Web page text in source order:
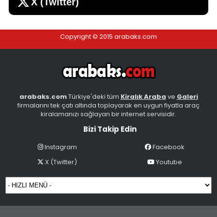
bakırköy rentacar kervan
Kiralama bedeli 1200 TL
YAKABEY RENT A CAR ' DN SKODA RAPİD
Kiralama bedeli 900 TL
Copyright © 2015 arabaks.com
arabaks.comTürkiye'deki tüm Kiralık Araba ve Galeri
firmalarını tek çatı altında toplayarak en uygun fiyatla araç
kiralamanızı sağlayan bir internet servisidir.
Bizi Takip Edin
Instagram
Facebook
X (Twitter)
Youtube